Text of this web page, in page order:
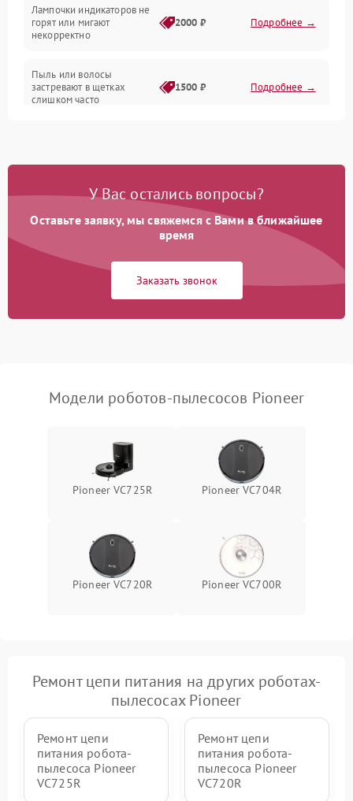
Батарея
Программные сбои
Лампочки индикаторов не
горят или мигают
некорректно
2000 ₽ Подробнее →
Пыль или волосы
застревают в щетках
слишком часто
1500 ₽ Подробнее →
У Вас остались вопросы?
Оставьте заявку, мы свяжемся с Вами в ближайшее
время
Заказать звонок
Модели роботов-пылесосов Pioneer
Pioneer VC725R Pioneer VC704R
Pioneer VC720R Pioneer VC700R
Ремонт цепи питания на других роботах-
пылесосах Pioneer
Ремонт цепи
питания робота-
пылесоса Pioneer
VC725R
Ремонт цепи
питания робота-
пылесоса Pioneer
VC720R